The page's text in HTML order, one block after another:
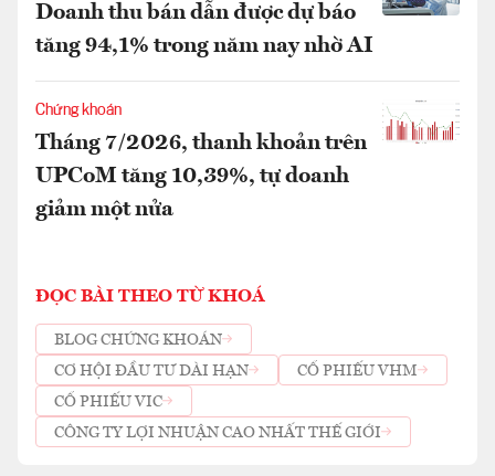
Doanh thu bán dẫn được dự báo
tăng 94,1% trong năm nay nhờ AI
Chứng khoán
Tháng 7/2026, thanh khoản trên
UPCoM tăng 10,39%, tự doanh
giảm một nửa
ĐỌC BÀI THEO TỪ KHOÁ
BLOG CHỨNG KHOÁN
CƠ HỘI ĐẦU TƯ DÀI HẠN
CỔ PHIẾU VHM
CỔ PHIẾU VIC
CÔNG TY LỢI NHUẬN CAO NHẤT THẾ GIỚI